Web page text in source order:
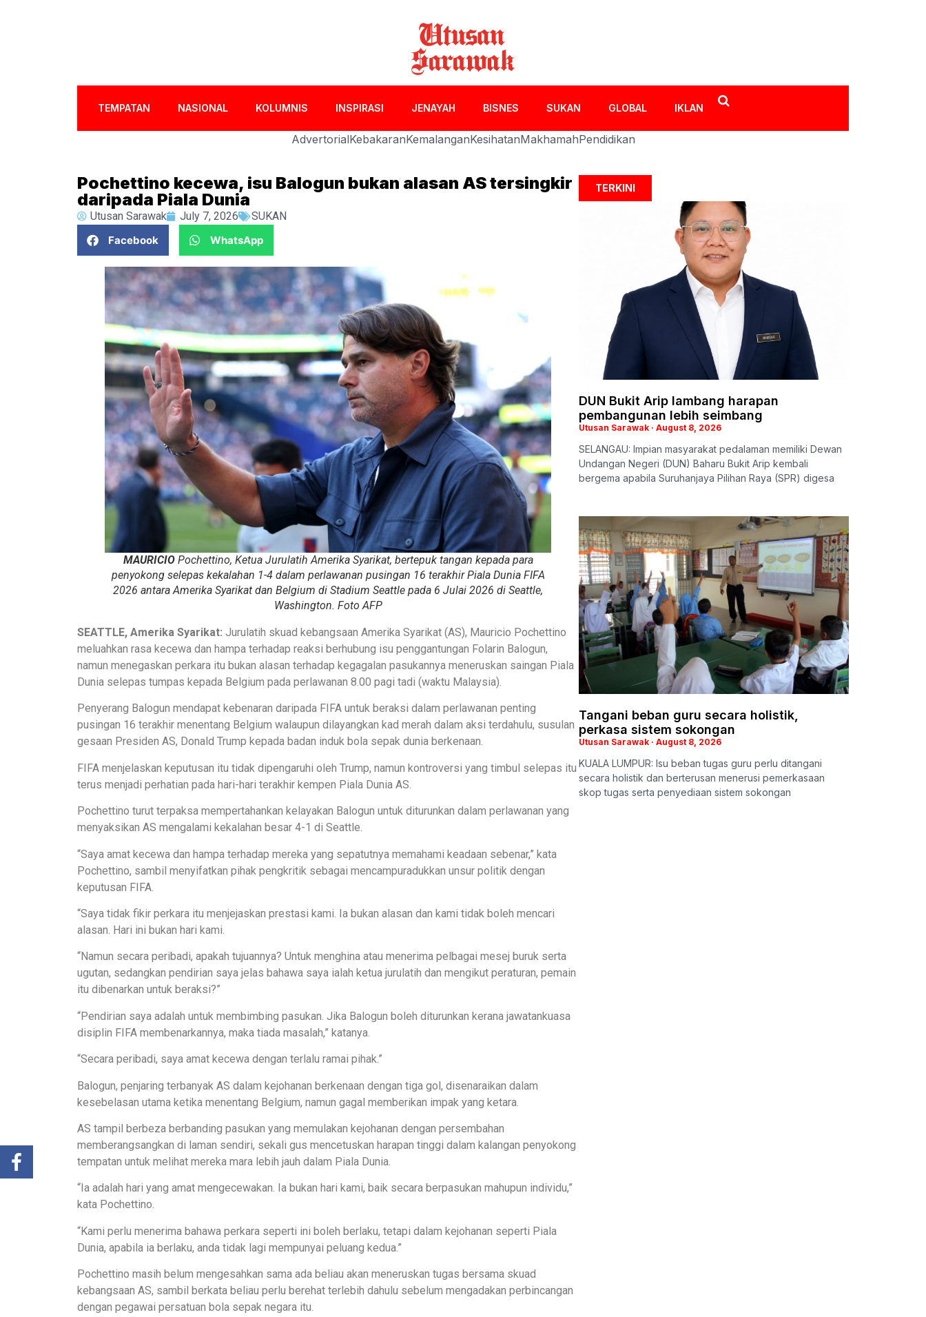
TEMPATAN NASIONAL KOLUMNIS INSPIRASI JENAYAH BISNES SUKAN GLOBAL IKLAN
AdvertorialKebakaranKemalanganKesihatanMakhamahPendidikan
Pochettino kecewa, isu Balogun bukan alasan AS tersingkir
daripada Piala Dunia
Utusan Sarawak July 7, 2026
SUKAN
Facebook
WhatsApp
MAURICIO Pochettino, Ketua Jurulatih Amerika Syarikat, bertepuk tangan kepada para
penyokong selepas kekalahan 1-4 dalam perlawanan pusingan 16 terakhir Piala Dunia FIFA
2026 antara Amerika Syarikat dan Belgium di Stadium Seattle pada 6 Julai 2026 di Seattle,
Washington. Foto AFP
SEATTLE, Amerika Syarikat: Jurulatih skuad kebangsaan Amerika Syarikat (AS), Mauricio Pochettino
meluahkan rasa kecewa dan hampa terhadap reaksi berhubung isu penggantungan Folarin Balogun,
namun menegaskan perkara itu bukan alasan terhadap kegagalan pasukannya meneruskan saingan Piala
Dunia selepas tumpas kepada Belgium pada perlawanan 8.00 pagi tadi (waktu Malaysia).
Penyerang Balogun mendapat kebenaran daripada FIFA untuk beraksi dalam perlawanan penting
pusingan 16 terakhir menentang Belgium walaupun dilayangkan kad merah dalam aksi terdahulu, susulan
gesaan Presiden AS, Donald Trump kepada badan induk bola sepak dunia berkenaan.
FIFA menjelaskan keputusan itu tidak dipengaruhi oleh Trump, namun kontroversi yang timbul selepas itu
terus menjadi perhatian pada hari-hari terakhir kempen Piala Dunia AS.
Pochettino turut terpaksa mempertahankan kelayakan Balogun untuk diturunkan dalam perlawanan yang
menyaksikan AS mengalami kekalahan besar 4-1 di Seattle.
“Saya amat kecewa dan hampa terhadap mereka yang sepatutnya memahami keadaan sebenar,” kata
Pochettino, sambil menyifatkan pihak pengkritik sebagai mencampuradukkan unsur politik dengan
keputusan FIFA.
“Saya tidak fikir perkara itu menjejaskan prestasi kami. Ia bukan alasan dan kami tidak boleh mencari
alasan. Hari ini bukan hari kami.
“Namun secara peribadi, apakah tujuannya? Untuk menghina atau menerima pelbagai mesej buruk serta
ugutan, sedangkan pendirian saya jelas bahawa saya ialah ketua jurulatih dan mengikut peraturan, pemain
itu dibenarkan untuk beraksi?”
“Pendirian saya adalah untuk membimbing pasukan. Jika Balogun boleh diturunkan kerana jawatankuasa
disiplin FIFA membenarkannya, maka tiada masalah,” katanya.
“Secara peribadi, saya amat kecewa dengan terlalu ramai pihak.”
Balogun, penjaring terbanyak AS dalam kejohanan berkenaan dengan tiga gol, disenaraikan dalam
kesebelasan utama ketika menentang Belgium, namun gagal memberikan impak yang ketara.
AS tampil berbeza berbanding pasukan yang memulakan kejohanan dengan persembahan
memberangsangkan di laman sendiri, sekali gus mencetuskan harapan tinggi dalam kalangan penyokong
tempatan untuk melihat mereka mara lebih jauh dalam Piala Dunia.
“Ia adalah hari yang amat mengecewakan. Ia bukan hari kami, baik secara berpasukan mahupun individu,”
kata Pochettino.
“Kami perlu menerima bahawa perkara seperti ini boleh berlaku, tetapi dalam kejohanan seperti Piala
Dunia, apabila ia berlaku, anda tidak lagi mempunyai peluang kedua.”
Pochettino masih belum mengesahkan sama ada beliau akan meneruskan tugas bersama skuad
kebangsaan AS, sambil berkata beliau perlu berehat terlebih dahulu sebelum mengadakan perbincangan
dengan pegawai persatuan bola sepak negara itu.
TERKINI
DUN Bukit Arip lambang harapan
pembangunan lebih seimbang
Utusan Sarawak August 8, 2026
SELANGAU: Impian masyarakat pedalaman memiliki Dewan
Undangan Negeri (DUN) Baharu Bukit Arip kembali
bergema apabila Suruhanjaya Pilihan Raya (SPR) digesa
Tangani beban guru secara holistik,
perkasa sistem sokongan
Utusan Sarawak August 8, 2026
KUALA LUMPUR: Isu beban tugas guru perlu ditangani
secara holistik dan berterusan menerusi pemerkasaan
skop tugas serta penyediaan sistem sokongan